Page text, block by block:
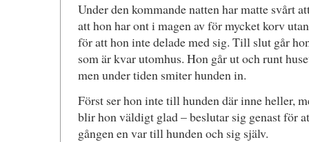
Under den kommande natten har matte svårt
att hon har ont i magen av för mycket korv
för att hon inte delade med sig. Till slut går
som är kvar utomhus. Hon går ut och runt
men under tiden smiter hunden in.
Först ser hon inte till hunden där inne heller,
blir hon väldigt glad – beslutar sig genast för
gången en var till hunden och sig själv.